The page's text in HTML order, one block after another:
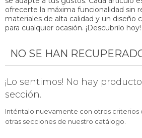
ofrecerte la máxima funcionalidad sin
materiales de alta calidad y un diseño
para cualquier ocasión. ¡Descubrilo hoy!
NO SE HAN
¡Lo sentimos! No hay
sección.
Inténtalo nuevamente con otros criterios
otras secciones de nuestro catálogo.